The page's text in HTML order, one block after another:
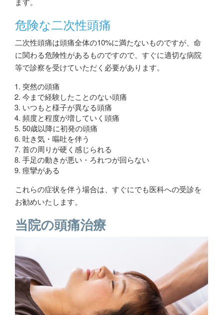
危険な二次性頭痛
二次性頭痛は頭痛全体の10%に満たないものですが、命
に関わる危険性があるものですので、すぐに適切な病院
等で診察を受けていただく必要があります。
突然の頭痛
今まで経験したことのない頭痛
いつもと様子が異なる頭痛
頻度と程度が増していく頭痛
50歳以降に初発の頭痛
吐き気・嘔吐を伴う
首の周りが硬く感じられる
手足の動きが悪い・ろれつが回らない
痙攣がある
これらの症状を伴う場合は、すぐにでも医科への受診を
お勧めいたします。
当院の頭痛治療